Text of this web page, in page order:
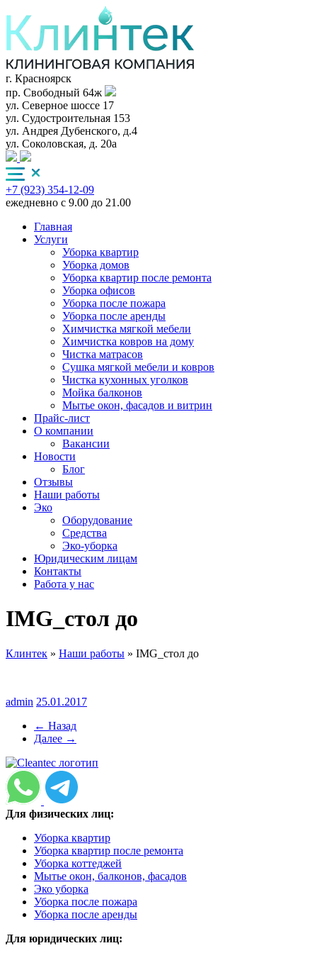
г. Красноярск
пр. Свободный 64ж
ул. Северное шоссе 17
ул. Судостроительная 153
ул. Андрея Дубенского, д.4
ул. Соколовская, д. 20а
+7 (923) 354-12-09
ежедневно с 9.00 до 21.00
Главная
Услуги
Уборка квартир
Уборка домов
Уборка квартир после ремонта
Уборка офисов
Уборка после пожара
Уборка после аренды
Химчистка мягкой мебели
Химчистка ковров на дому
Чистка матрасов
Сушка мягкой мебели и ковров
Чистка кухонных уголков
Мойка балконов
Мытье окон, фасадов и витрин
Прайс-лист
О компании
Вакансии
Новости
Блог
Отзывы
Наши работы
Эко
Оборудование
Средства
Эко-уборка
Юридическим лицам
Контакты
Работа у нас
IMG_стол до
Клинтек » Наши работы » IMG_стол до
admin 25.01.2017
← Назад
Далее →
Для физических лиц:
Уборка квартир
Уборка квартир после ремонта
Уборка коттеджей
Мытье окон, балконов, фасадов
Эко уборка
Уборка после пожара
Уборка после аренды
Для юридических лиц: